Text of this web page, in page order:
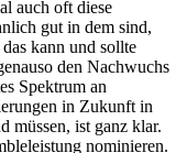
auch oft diese
gut in dem sind,
kann und sollte
den Nachwuchs
Spektrum an
in Zukunft in
müssen, ist ganz klar.
nominieren.